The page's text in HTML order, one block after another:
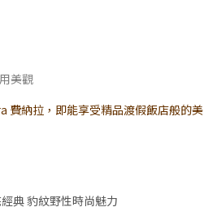
美觀
費納拉，即能享受精品渡假飯店般的美
典 豹紋野性時尚魅力